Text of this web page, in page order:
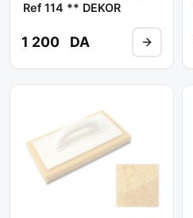
Ref 114 ** DEKOR
1 200 DA